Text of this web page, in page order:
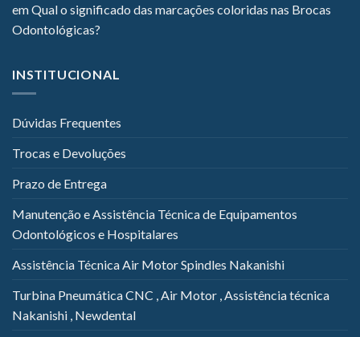
emQual o significado das marcações coloridas nas Brocas
Odontológicas?
INSTITUCIONAL
Dúvidas Frequentes
Trocas e Devoluções
Prazo de Entrega
Manutenção e Assistência Técnica de Equipamentos
Odontológicos e Hospitalares
Assistência Técnica Air Motor Spindles Nakanishi
Turbina Pneumática CNC , Air Motor , Assistência técnica
Nakanishi , Newdental